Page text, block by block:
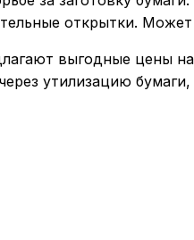
открытки.
выгодные цены
утилизацию